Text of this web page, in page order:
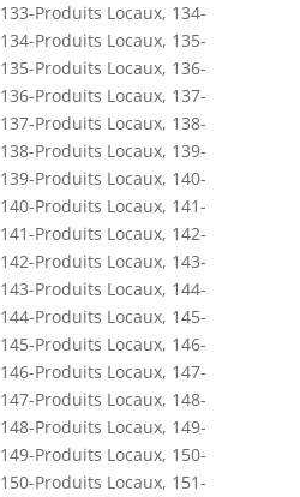
133-Produits Locaux, 134-
134-Produits Locaux, 135-
135-Produits Locaux, 136-
136-Produits Locaux, 137-
137-Produits Locaux, 138-
138-Produits Locaux, 139-
139-Produits Locaux, 140-
140-Produits Locaux, 141-
141-Produits Locaux, 142-
142-Produits Locaux, 143-
143-Produits Locaux, 144-
144-Produits Locaux, 145-
145-Produits Locaux, 146-
146-Produits Locaux, 147-
147-Produits Locaux, 148-
148-Produits Locaux, 149-
149-Produits Locaux, 150-
150-Produits Locaux, 151-